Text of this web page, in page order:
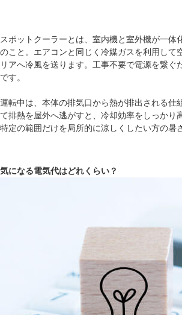
スポットクーラーとは、室内機と室外機が一体
のこと。エアコンと同じく冷媒ガスを利用して
リアへ冷風を送ります。工事不要で電源を繋ぐ
です。
運転中は、本体の排気口から熱が排出される仕
て排熱を屋外へ逃がすと、冷却効率をしっかり
特定の範囲だけを局所的に涼しくしたい方の暑
気になる電気代はどれくらい？